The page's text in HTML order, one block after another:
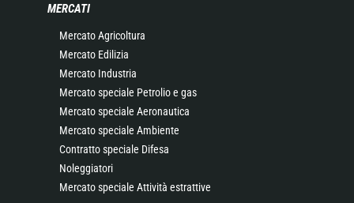
MERCATI
Mercato Agricoltura
Mercato Edilizia
Mercato Industria
Mercato speciale Petrolio e gas
Mercato speciale Aeronautica
Mercato speciale Ambiente
Contratto speciale Difesa
Noleggiatori
Mercato speciale Attività estrattive